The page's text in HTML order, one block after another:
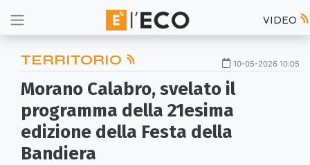
VIDEO
TERRITORIO 10-05-2026 10:05
Morano Calabro, svelato il
programma della 21esima
edizione della Festa della
Bandiera